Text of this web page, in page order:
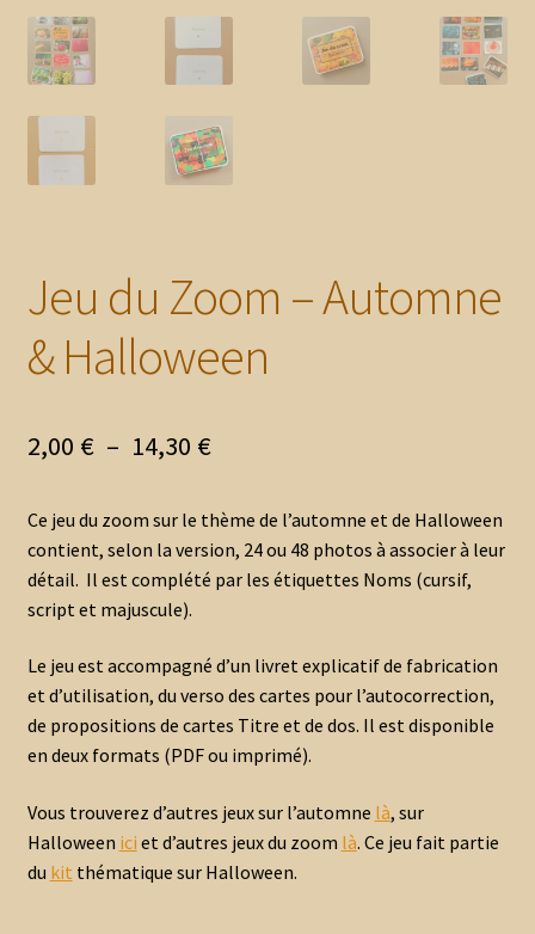
Jeu du Zoom – Automne
& Halloween
2,00 € – 14,30 €Plage
prix :
2,00 €
14,30 €
Ce jeu du zoom sur le thème de l’automne et de Halloween
contient, selon la version, 24 ou 48 photos à associer à leur
détail. Il est complété par les étiquettes Noms (cursif,
script et majuscule).
Le jeu est accompagné d’un livret explicatif de fabrication
et d’utilisation, du verso des cartes pour l’autocorrection,
de propositions de cartes Titre et de dos. Il est disponible
en deux formats (PDF ou imprimé).
Vous trouverez d’autres jeux sur l’automne là, sur
Halloween ici et d’autres jeux du zoom là. Ce jeu fait partie
du kit thématique sur Halloween.